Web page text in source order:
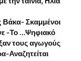
Σκαμμένοι
-Το …Ψηφιακό
τους αγωγούς
Αναζητείται